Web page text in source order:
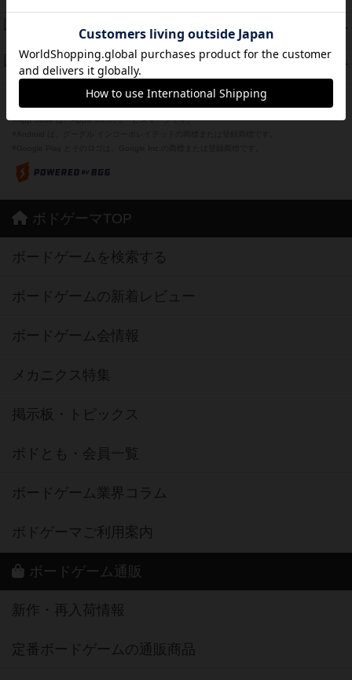
PT
紹介文なし 1件の投稿
PT
フリップ７：復讐心とともに
紹介文なし 2件の投稿
※Apple、Apple のロゴ は、米国および他の国々で登録されたApple Inc.の商標です。
※App Store は、Apple Inc.のサービスマークです。
ボドゲーマTOP
ボードゲームを検索する
ボードゲームの新着レビュー
ボードゲーム会情報
メカニクス特集
掲示板・トピックス
ボドとも・会員一覧
ボードゲーム業界コラム
ボドゲーマご利用案内
ボードゲーム通販
新作・再入荷情報
定番ボードゲームの通販商品